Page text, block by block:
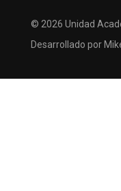
© 2026 Unidad
Desarrollado por